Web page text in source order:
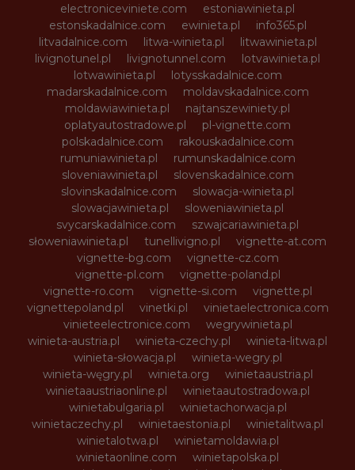
electroniceviniete.com
estoniawinieta.pl
estonskadalnice.com
ewinieta.pl
info365.pl
litvadalnice.com
litwa-winieta.pl
litwawinieta.pl
livignotunel.pl
livignotunnel.com
lotvawinieta.pl
lotwawinieta.pl
lotysskadalnice.com
madarskadalnice.com
moldavskadalnice.com
moldawiawinieta.pl
najtanszewiniety.pl
oplatyautostradowe.pl
pl-vignette.com
polskadalnice.com
rakouskadalnice.com
rumuniawinieta.pl
rumunskadalnice.com
sloveniawinieta.pl
slovenskadalnice.com
slovinskadalnice.com
slowacja-winieta.pl
slowacjawinieta.pl
sloweniawinieta.pl
svycarskadalnice.com
szwajcariawinieta.pl
słoweniawinieta.pl
tunellivigno.pl
vignette-at.com
vignette-bg.com
vignette-cz.com
vignette-pl.com
vignette-poland.pl
vignette-ro.com
vignette-si.com
vignette.pl
vignettepoland.pl
vinetki.pl
vinietaelectronica.com
vinieteelectronice.com
wegrywinieta.pl
winieta-austria.pl
winieta-czechy.pl
winieta-litwa.pl
winieta-słowacja.pl
winieta-wegry.pl
winieta-węgry.pl
winieta.org
winietaaustria.pl
winietaaustriaonline.pl
winietaautostradowa.pl
winietabulgaria.pl
winietachorwacja.pl
winietaczechy.pl
winietaestonia.pl
winietalitwa.pl
winietalotwa.pl
winietamoldawia.pl
winietaonline.com
winietapolska.pl